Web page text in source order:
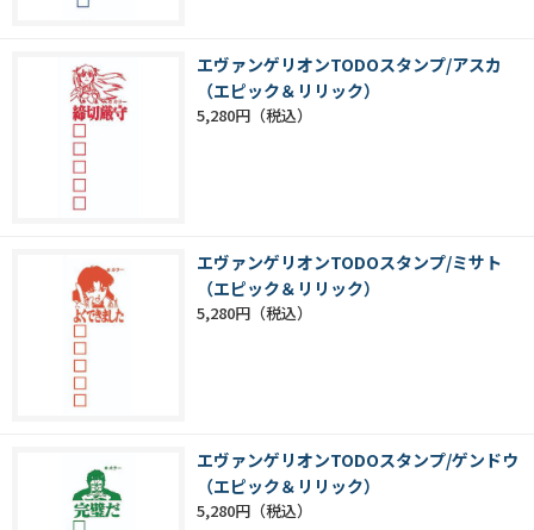
エヴァンゲリオンTODOスタンプ/アスカ
（エピック＆リリック）
5,280円
エヴァンゲリオンTODOスタンプ/ミサト
（エピック＆リリック）
5,280円
エヴァンゲリオンTODOスタンプ/ゲンドウ
（エピック＆リリック）
5,280円